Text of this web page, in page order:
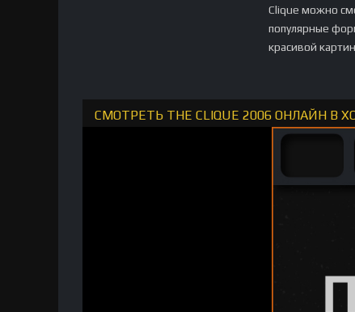
Clique можно
популярные
красивой
СМОТРЕТЬ THE CLIQUE 2006 ОНЛАЙН В